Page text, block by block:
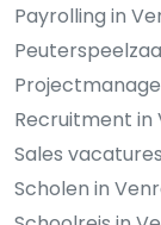
Payrolling in
Recruitment in
Sales
Scholen in